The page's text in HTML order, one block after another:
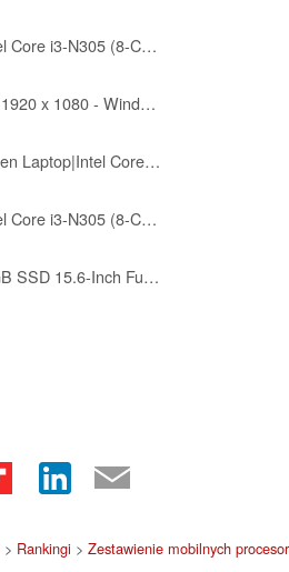
Lenovo IdeaPad Slim 3i 15.6" FHD Laptop, Intel Core i3-N305 (8-Core) CPU, 8GB LPDDR5 RAM, 128GB UFS, Intel UHD Graphics, Wi-Fi 6, SD Card Reader, Windows 11 S, Arctic Grey, EAT Laptop Foldable Stand
HP 14" Laptop - Intel Core 3 Processor 100U - 1920 x 1080 - Windows 11 Home - 12GB RAM - 512GB SSD
Lenovo New Ideapad 3 15.6"" FHD Touch Screen Laptop|Intel Core i5 11th Gen |12GB RAM, 256GB SSD| HDMI|Baclit Keyboard|Arctic Grey Windows 11, Gray
Lenovo IdeaPad Slim 3i 15.6" FHD Laptop, Intel Core i3-N305 (8-Core) CPU, 8GB LPDDR5 RAM|128GB UFS| Windows 11| Portable| Wi-Fi 6| SD Card Reader| Long Battery Life| for Business & Students|RK Bundle
Acer Aspire 3 Intel Core i5-1035G1 8GB 256 GB SSD 15.6-Inch Full HD (1920 x 1080) Win 10 Laptop
> Rankingi > Zestawienie mobilnych